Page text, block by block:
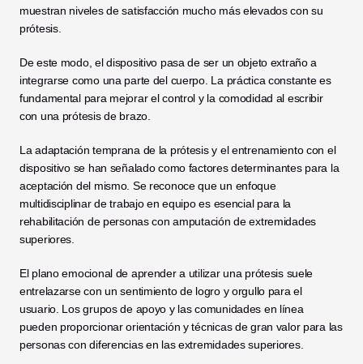
muestran niveles de satisfacción mucho más elevados con su
prótesis.
De este modo, el dispositivo pasa de ser un objeto extraño a
integrarse como una parte del cuerpo. La práctica constante es
fundamental para mejorar el control y la comodidad al escribir
con una prótesis de brazo.
La adaptación temprana de la prótesis y el entrenamiento con el
dispositivo se han señalado como factores determinantes para la
aceptación del mismo. Se reconoce que un enfoque
multidisciplinar de trabajo en equipo es esencial para la
rehabilitación de personas con amputación de extremidades
superiores.
El plano emocional de aprender a utilizar una prótesis suele
entrelazarse con un sentimiento de logro y orgullo para el
usuario. Los grupos de apoyo y las comunidades en línea
pueden proporcionar orientación y técnicas de gran valor para las
personas con diferencias en las extremidades superiores.